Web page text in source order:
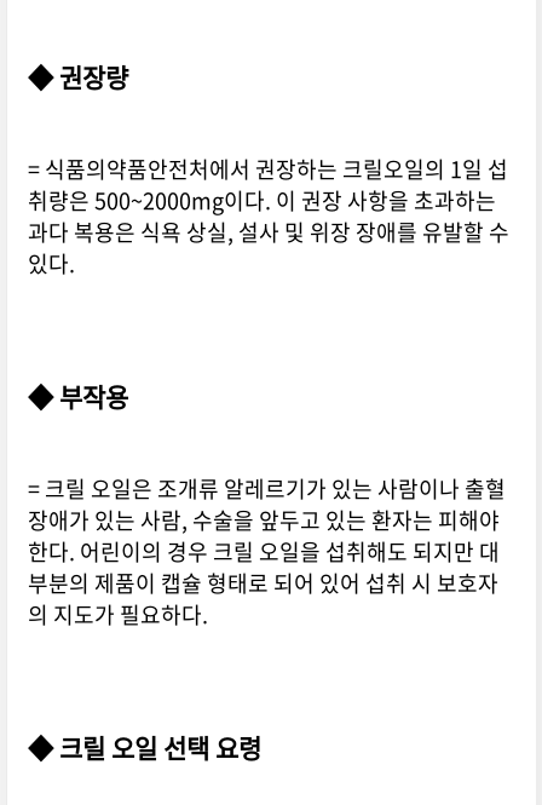
◆ 권장량
= 식품의약품안전처에서 권장하는 크릴오일의 1일 섭
취량은 500~2000mg이다. 이 권장 사항을 초과하는
과다 복용은 식욕 상실, 설사 및 위장 장애를 유발할 수
있다.
◆ 부작용
= 크릴 오일은 조개류 알레르기가 있는 사람이나 출혈
장애가 있는 사람, 수술을 앞두고 있는 환자는 피해야
한다. 어린이의 경우 크릴 오일을 섭취해도 되지만 대
부분의 제품이 캡슐 형태로 되어 있어 섭취 시 보호자
의 지도가 필요하다.
◆ 크릴 오일 선택 요령